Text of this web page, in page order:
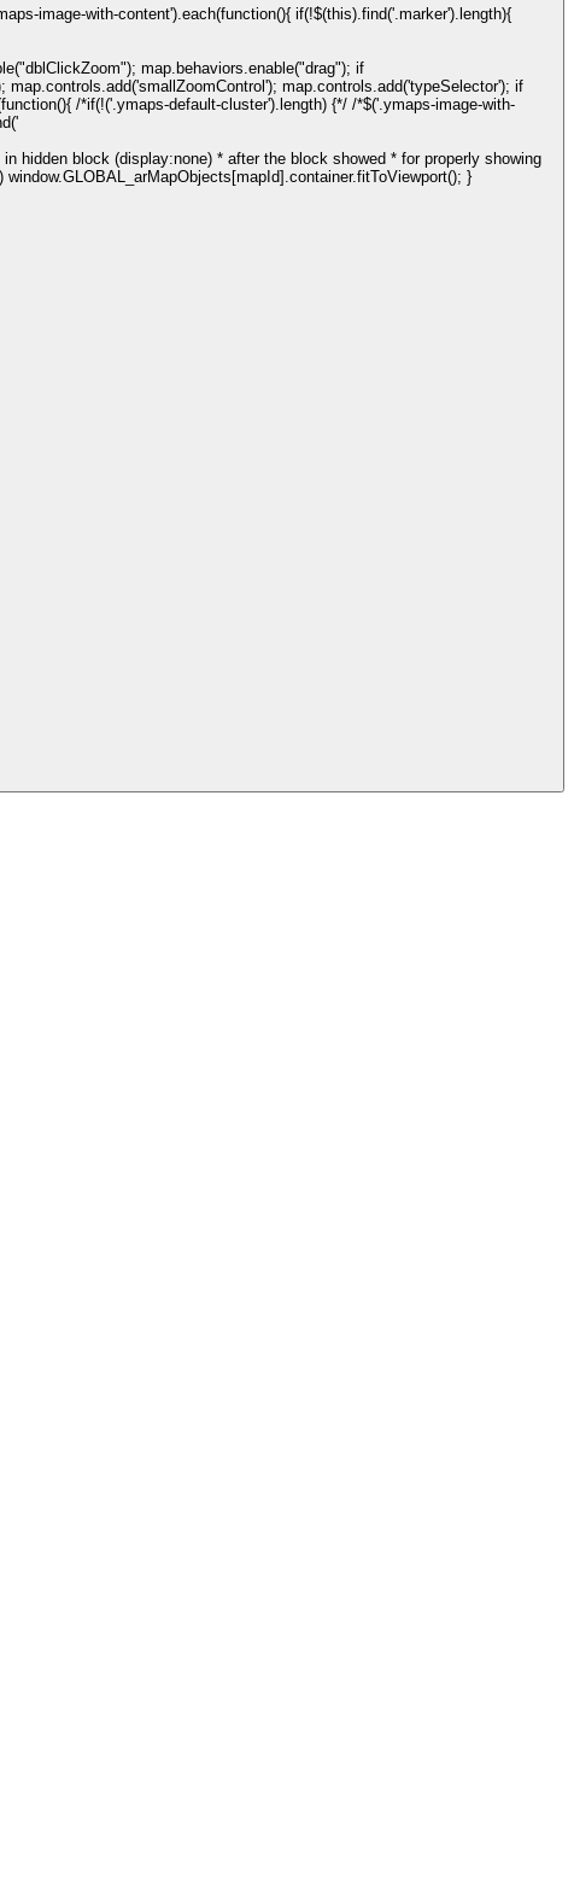
image-with-content').each(function(){ if(!$(this).find('.marker').length){
map.behaviors.enable("drag"); if
map.controls.add('typeSelector'); if
/*if(!('.ymaps-default-cluster').length) {*/ /*$('.ymaps-image-with-
hidden block (display:none) * after the block showed * for properly showing
}